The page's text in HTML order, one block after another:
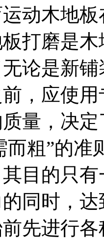
木地板
打磨是
论是新
，应使
量，决
而粗”的准
目的只
同时，
先进行